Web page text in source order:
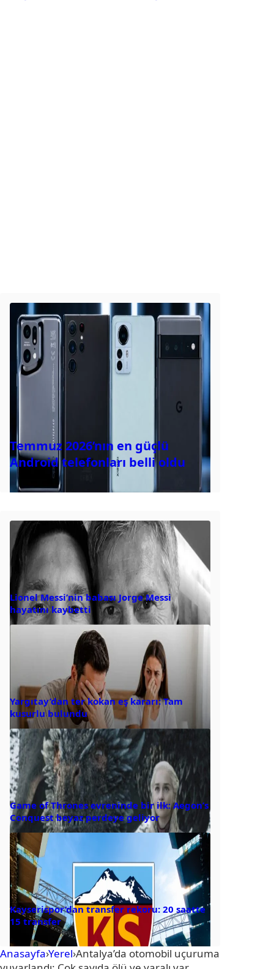
Temmuz 2026’nın en güçlü
Android telefonları belli oldu
Lionel Messi’nin babası Jorge Messi
hayatını kaybetti
Yargıtay’dan ter kokan eş kararı: Tam
kusurlu bulundu
Game of Thrones evreninde bir ilk: Aegon’s
Conquest beyaz perdeye geliyor
Kayserispor’dan transfer rekoru: 20 saatte
15 transfer
Anasayfa›Yerel›Antalya’da otomobil uçuruma